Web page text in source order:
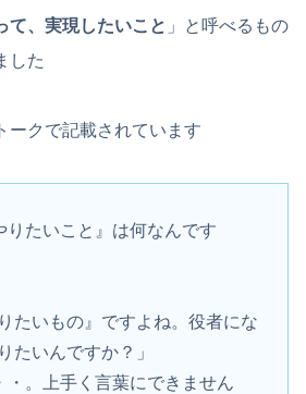
て、実現したいこと 」と呼べるもの
した
ークで記載されています
りたいこと』は何なんです
たいもの』ですよね。役者にな
たいんですか？」
・。上手く言葉にできません